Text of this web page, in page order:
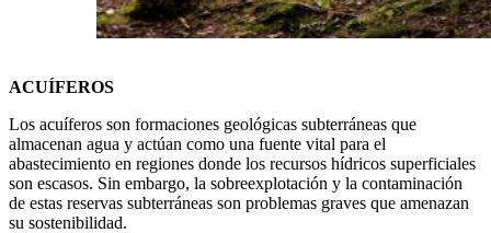
ACUÍFEROS
Los acuíferos son formaciones geológicas subterráneas que
almacenan agua y actúan como una fuente vital para el
abastecimiento en regiones donde los recursos hídricos superficiales
son escasos. Sin embargo, la sobreexplotación y la contaminación
de estas reservas subterráneas son problemas graves que amenazan
su sostenibilidad.